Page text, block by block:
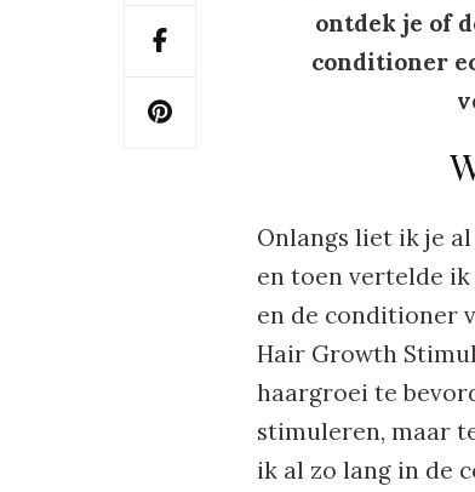
ontdek je of
conditioner
Onlangs liet ik je
en toen vertelde
en de conditioner
Hair Growth
haargroei te
stimuleren, maar
ik al zo lang in de